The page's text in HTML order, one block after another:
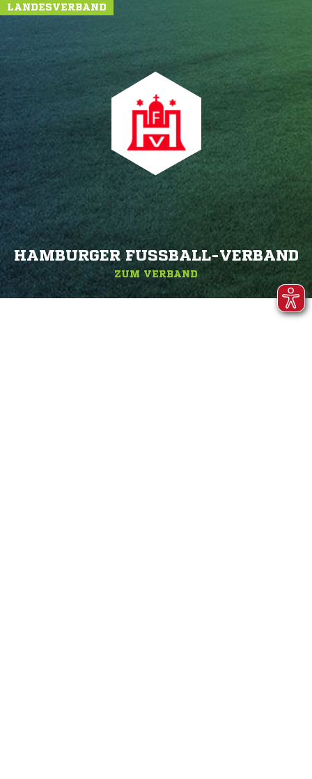
LANDESVERBAND
HAMBURGER FUSSBALL-VERBAND
ZUM VERBAND